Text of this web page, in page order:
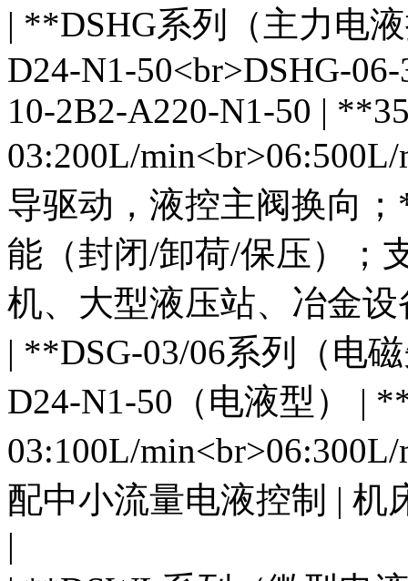
| **DSHG系列（主力电
D24-N1-50<br>DSHG-
10-2B2-A220-N1-50 |
03:200L/
导驱动，液控主阀换向
能（封闭/卸荷/保压）；
机、大型液压站、冶金
| **DSG-03/06系列（电
D24-N1-50（电液型） |
03:100L/
配中小流量电液控制 | 机
|